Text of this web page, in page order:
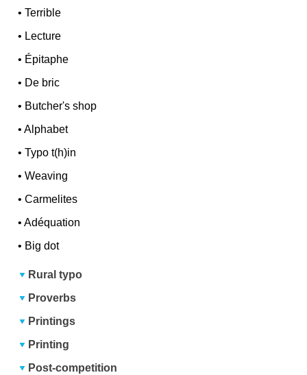
•Terrible
• Lecture
• Épitaphe
• De bric
• Butcher's shop
•Alphabet
•Typo t(h)in
•Weaving
•Carmelites
•Adéquation
• Big dot
Rural typo
Proverbs
Printings
Printing
Post-competition